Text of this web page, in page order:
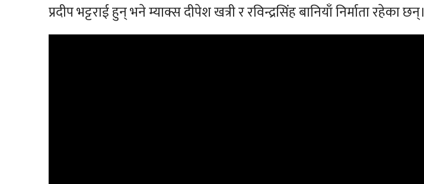
प्रदीप भट्टराई हुन् भने म्याक्स दीपेश खत्री र रविन्द्रसिंह बानियाँ निर्माता रहेका छन्।